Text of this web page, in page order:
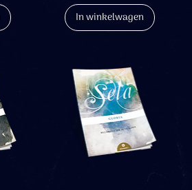
In winkelwagen